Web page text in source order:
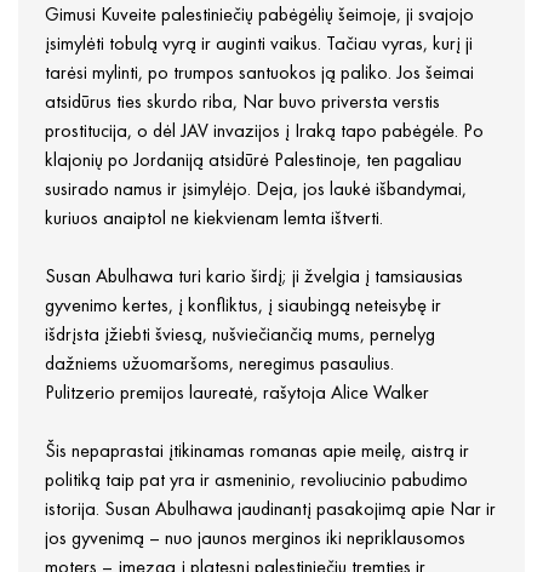
Gimusi Kuveite palestiniečių pabėgėlių šeimoje, ji svajojo
įsimylėti tobulą vyrą ir auginti vaikus. Tačiau vyras, kurį ji
tarėsi mylinti, po trumpos santuokos ją paliko. Jos šeimai
atsidūrus ties skurdo riba, Nar buvo priversta verstis
prostitucija, o dėl JAV invazijos į Iraką tapo pabėgėle. Po
klajonių po Jordaniją atsidūrė Palestinoje, ten pagaliau
susirado namus ir įsimylėjo. Deja, jos laukė išbandymai,
kuriuos anaiptol ne kiekvienam lemta ištverti.
Susan Abulhawa turi kario širdį; ji žvelgia į tamsiausias
gyvenimo kertes, į konfliktus, į siaubingą neteisybę ir
išdrįsta įžiebti šviesą, nušviečiančią mums, pernelyg
dažniems užuomaršoms, neregimus pasaulius.
Pulitzerio premijos laureatė, rašytoja Alice Walker
Šis nepaprastai įtikinamas romanas apie meilę, aistrą ir
politiką taip pat yra ir asmeninio, revoliucinio pabudimo
istorija. Susan Abulhawa jaudinantį pasakojimą apie Nar ir
jos gyvenimą – nuo jaunos merginos iki nepriklausomos
moters – įmezga į platesnį palestiniečių tremties ir